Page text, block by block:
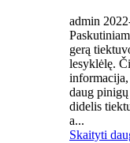
admin
gerą
lesyklėlę.
informacija,
daug
didelis
a...
Skaityti